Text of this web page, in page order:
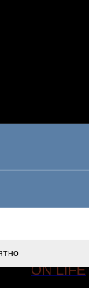
SOIJL
ON LIFE